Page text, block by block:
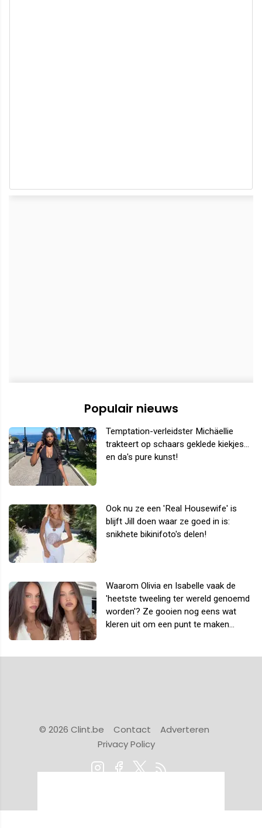
Populair nieuws
Temptation-verleidster Michäellie
trakteert op schaars geklede kiekjes...
en da's pure kunst!
Ook nu ze een 'Real Housewife' is
blijft Jill doen waar ze goed in is:
snikhete bikinifoto's delen!
Waarom Olivia en Isabelle vaak de
'heetste tweeling ter wereld genoemd
worden'? Ze gooien nog eens wat
kleren uit om een punt te maken...
© 2026 Clint.be Contact
Adverteren
Privacy Policy